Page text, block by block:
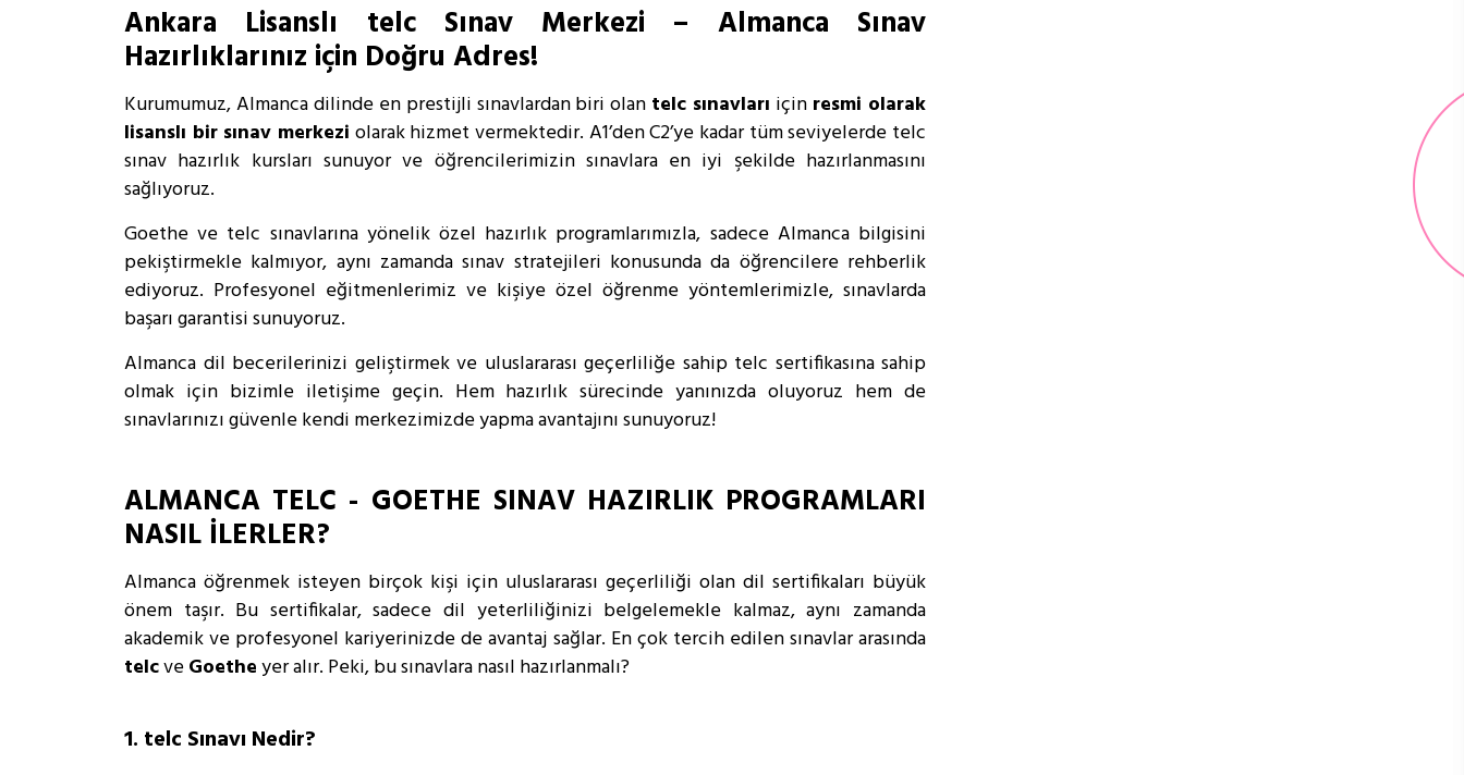
Ankara Lisanslı telc Sınav Merkezi – Almanca Sınav
Hazırlıklarınız için Doğru Adres!
Kurumumuz, Almanca dilinde en prestijli sınavlardan biri olan telc sınavları için resmi olarak
lisanslı bir sınav merkezi olarak hizmet vermektedir. A1’den C2’ye kadar tüm seviyelerde telc
sınav hazırlık kursları sunuyor ve öğrencilerimizin sınavlara en iyi şekilde hazırlanmasını
sağlıyoruz.
Goethe ve telc sınavlarına yönelik özel hazırlık programlarımızla, sadece Almanca bilgisini
pekiştirmekle kalmıyor, aynı zamanda sınav stratejileri konusunda da öğrencilere rehberlik
ediyoruz. Profesyonel eğitmenlerimiz ve kişiye özel öğrenme yöntemlerimizle, sınavlarda
başarı garantisi sunuyoruz.
Almanca dil becerilerinizi geliştirmek ve uluslararası geçerliliğe sahip telc sertifikasına sahip
olmak için bizimle iletişime geçin. Hem hazırlık sürecinde yanınızda oluyoruz hem de
sınavlarınızı güvenle kendi merkezimizde yapma avantajını sunuyoruz!
ALMANCA TELC - GOETHE SINAV HAZIRLIK PROGRAMLARI
NASIL İLERLER?
Almanca öğrenmek isteyen birçok kişi için uluslararası geçerliliği olan dil sertifikaları büyük
önem taşır. Bu sertifikalar, sadece dil yeterliliğinizi belgelemekle kalmaz, aynı zamanda
akademik ve profesyonel kariyerinizde de avantaj sağlar. En çok tercih edilen sınavlar arasında
telcveGoetheyer alır. Peki, bu sınavlara nasıl hazırlanmalı?
1. telc Sınavı Nedir?